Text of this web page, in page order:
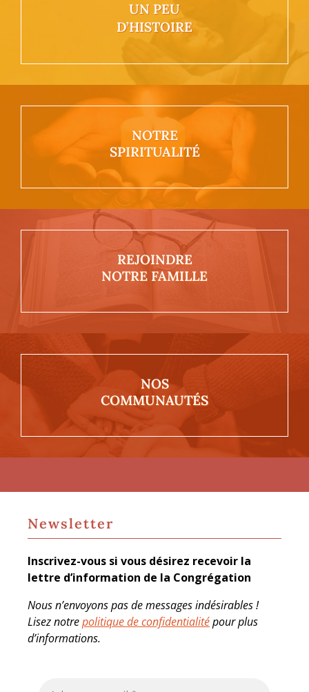
UN PEU
D’HISTOIRE
NOTRE
SPIRITUALITÉ
REJOINDRE
NOTRE FAMILLE
NOS
COMMUNAUTÉS
Newsletter
Inscrivez-vous si vous désirez recevoir la
lettre d’information de la Congrégation
Nous n’envoyons pas de messages indésirables !
Lisez notrepolitique de confidentialitépour plus
d’informations.